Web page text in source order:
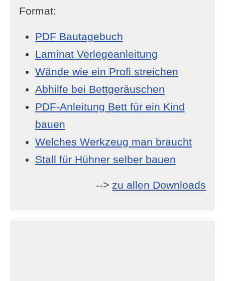
Format:
PDF Bautagebuch
Laminat Verlegeanleitung
Wände wie ein Profi streichen
Abhilfe bei Bettgeräuschen
PDF-Anleitung Bett für ein Kind
bauen
Welches Werkzeug man braucht
Stall für Hühner selber bauen
--> zu allen Downloads